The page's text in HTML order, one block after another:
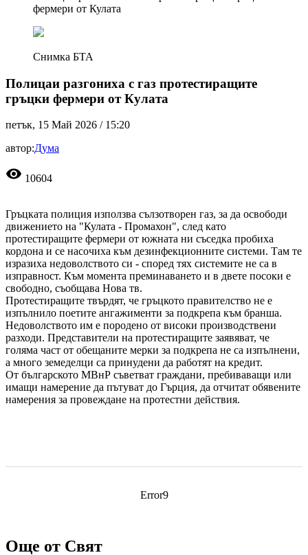
фермери от Кулата
Снимка БТА
Полицаи разгониха с газ протестиращите
гръцки фермери от Кулата
петък, 15 Май 2026 / 15:20
автор:Дума
visibility 10604
Гръцката полиция използва сълзотворен газ, за да освободи
движението на "Кулата - Промахон", след като
протестиращите фермери от южната ни съседка пробиха
кордона и се насочиха към дезинфекционните системи. Там те
изразиха недоволството си - според тях системите не са в
изправност. Към момента преминаването и в двете посоки е
свободно, съобщава Нова тв.
Протестиращите твърдят, че гръцкото правителство не е
изпълнило поетите ангажименти за подкрепа към бранша.
Недоволството им е породено от високи производствени
разходи. Представители на протестиращите заявяват, че
голяма част от обещаните мерки за подкрепа не са изпълнени,
а много земеделци са принудени да работят на кредит.
От българското МВнР съветват граждани, пребиваващи или
имащи намерение да пътуват до Гърция, да отчитат обявените
намерения за провеждане на протестни действия.
Error9
Още от Свят